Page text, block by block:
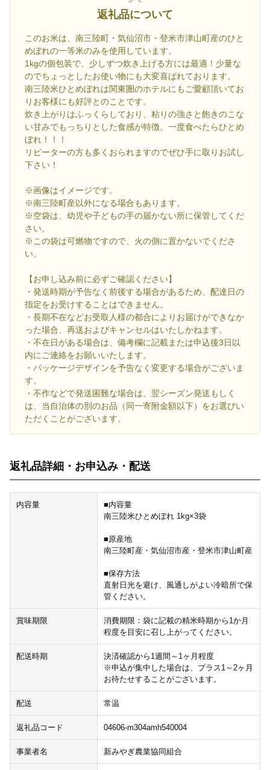
返礼品について
このお米は、南三陸町・気仙沼市・登米市津山町産のひと
めぼれの一等米のみを使用しています。
1kgの個包装で、少しずつ炊き上げる方には最適！少量な
のでちょっとしたお使い物にも大変喜ばれております。
南三陸米ひとめぼれは関東圏のホテルにもご愛顧頂いてお
りお客様にも好評とのことです。
炊き上がりはふっくらしており、粘りの強さと飽きのこな
い甘みでもっちりとした食感が特徴。一度食べたらひとめ
ぼれ！！！
リピーターの方も多くおられますのでぜひ手に取りお試し
下さい！
※画像はイメージです。
※南三陸町産以外になる場合もあります。
※空袋は、幼児や子どもの手の届かない所に保管してくだ
さい。
※この袋は可燃物ですので、火の側に置かないでくださ
い。
【お申し込み前に必ずご確認ください】
・発送時期が予告なく前後する場合があるため、配達日の
指定をお受けすることはできません。
・長期不在などお受取人様の都合によりお届けができなか
った場合、再送およびキャンセルはいたしかねます。
・不在日がある場合は、備考欄に記載または申込後3日以
内にご連絡をお願いいたします。
・パッケージデザインを予告なく変更する場合がございま
す。
・不作などで発送困難な場合は、翌シーズン発送もしく
は、当自治体の別のお品（同一寄附金額以下）をお選びい
ただくことがございます。
返礼品詳細・お申込み・配送
内容量
■内容量
南三陸米ひとめぼれ 1kg×3袋
■原産地
南三陸町産・気仙沼市産・登米市津山町産
■保存方法
直射日光を避け、風通しがよい冷暗所で保
管ください。
賞味期限
消費期限：袋に記載の精米時期から1か月
程度を目安に召し上がってください。
配送時期
決済確認から1週間～1ヶ月程度
※申込が集中した場合は、プラス1～2ヶ月
お待たせすることがございます。
配送 常温
返礼品コード 04606-m304amh540004
事業者名 新みやぎ農業協同組合